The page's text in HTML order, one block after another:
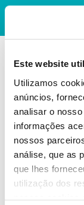
Este website
Utilizamos
anúncios,
analisar o
informações
nossos
análise, que as
que lhes
utilização dos